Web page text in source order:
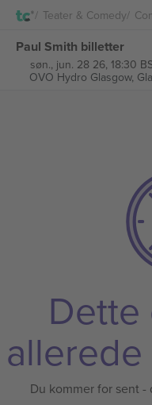
Teater & Comedy
Paul Smith billetter
søn., jun. 28 26, 18:30
OVO Hydro Glasgow,
Du kommer for sent